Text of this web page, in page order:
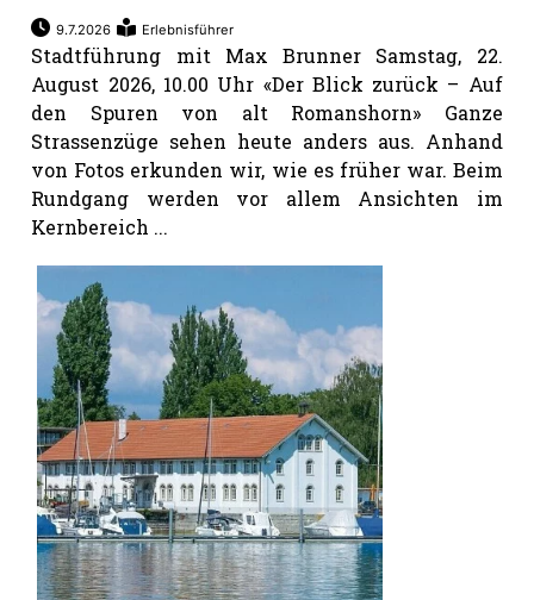
9.7.2026 Erlebnisführer
Stadtführung mit Max Brunner Samstag, 22.
August 2026, 10.00 Uhr «Der Blick zurück – Auf
den Spuren von alt Romanshorn» Ganze
Strassenzüge sehen heute anders aus. Anhand
von Fotos erkunden wir, wie es früher war. Beim
Rundgang werden vor allem Ansichten im
Kernbereich ...